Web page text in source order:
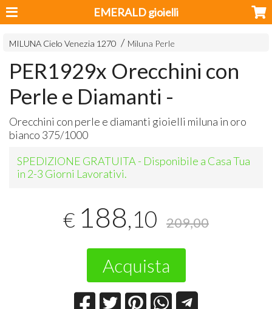
EMERALD gioielli
MILUNA Cielo Venezia 1270 Miluna Perle
PER1929x Orecchini con
Perle e Diamanti -
Orecchini con perle e diamanti gioielli miluna in oro
bianco 375/1000
SPEDIZIONE GRATUITA - Disponibile a Casa Tua
in 2-3 Giorni Lavorativi.
€ 188,10 209,00
Acquista